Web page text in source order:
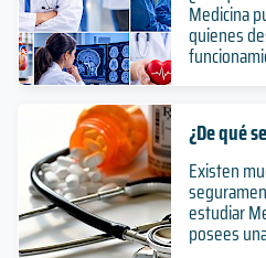
Medicina
quienes
¿De qué
Existen
estudiar
posees